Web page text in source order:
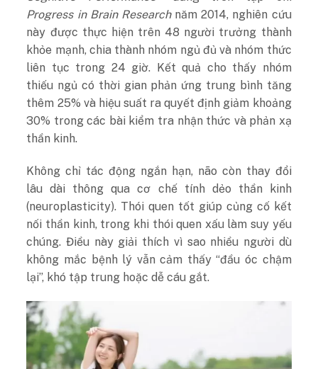
Progress in Brain Researchnăm 2014, nghiên cứu
này được thực hiện trên 48 người trưởng thành
khỏe mạnh, chia thành nhóm ngủ đủ và nhóm thức
liên tục trong 24 giờ. Kết quả cho thấy nhóm
thiếu ngủ có thời gian phản ứng trung bình tăng
thêm 25% và hiệu suất ra quyết định giảm khoảng
30% trong các bài kiểm tra nhận thức và phản xạ
thần kinh.
Không chỉ tác động ngắn hạn, não còn thay đổi
lâu dài thông qua cơ chế tính dẻo thần kinh
(neuroplasticity). Thói quen tốt giúp củng cố kết
nối thần kinh, trong khi thói quen xấu làm suy yếu
chúng. Điều này giải thích vì sao nhiều người dù
không mắc bệnh lý vẫn cảm thấy “đầu óc chậm
lại”, khó tập trung hoặc dễ cáu gắt.